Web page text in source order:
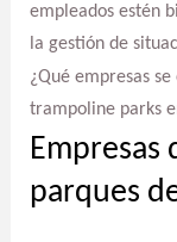
empleados estén
la gestión de
¿Qué empresas
trampoline parks
Empresas
parques